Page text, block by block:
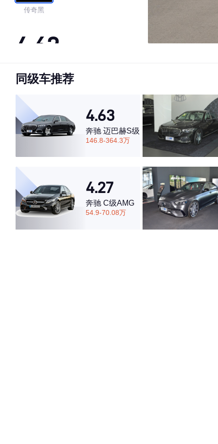
传奇黑
4.62
·外观表现一般，低于71%同级车
·空间表现一般，低于55%同级车
同级车推荐
4.63
奔驰 迈巴赫S级
146.8-364.3万
4.27
奔驰 C级AMG
54.9-70.08万